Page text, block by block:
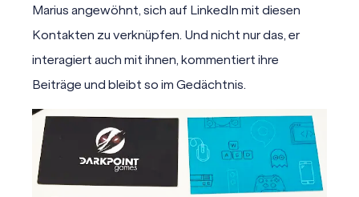
Marius angewöhnt, sich auf LinkedIn mit diesen
Kontakten zu verknüpfen. Und nicht nur das, er
interagiert auch mit ihnen, kommentiert ihre
Beiträge und bleibt so im Gedächtnis.